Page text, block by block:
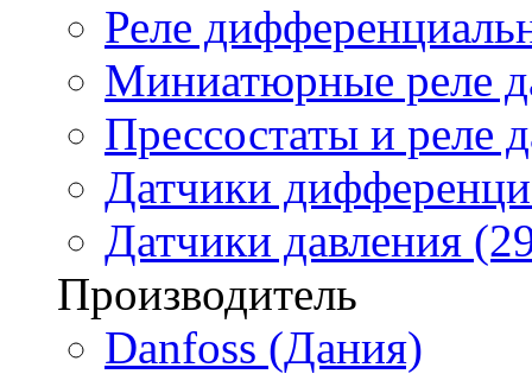
Реле
Миниатюрные реле
Прессостаты и реле
Датчики
Датчики давления
Производитель
Danfoss (Дания)